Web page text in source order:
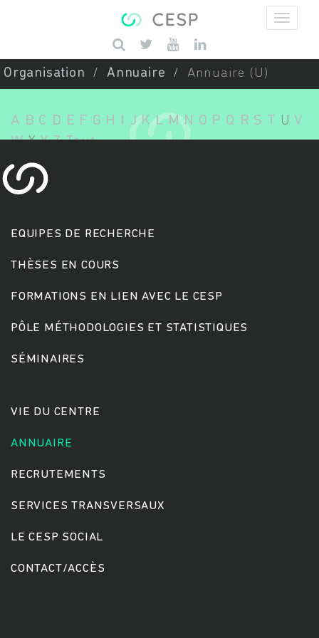
Saisissez vos mots-clés
Organisation Annuaire Annuaire (U)
A B C D E F G H J K L M N O P Q R S T U V
W X Y Z Tout
EQUIPES DE RECHERCHE
THÈSES EN COURS
FORMATIONS EN LIEN AVEC LE CESP
PÔLE MÉTHODOLOGIES ET STATISTIQUES
SÉMINAIRES
VIE DU CENTRE
ANNUAIRE
RECRUTEMENTS
SERVICES TRANSVERSAUX
LE CESP SOCIAL
CONTACT/ACCÈS